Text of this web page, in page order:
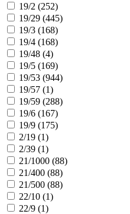
19/2 (252)
19/29 (445)
19/3 (168)
19/4 (168)
19/48 (4)
19/5 (169)
19/53 (944)
19/57 (1)
19/59 (288)
19/6 (167)
19/9 (175)
2/19 (1)
2/39 (1)
21/1000 (88)
21/400 (88)
21/500 (88)
22/10 (1)
22/9 (1)